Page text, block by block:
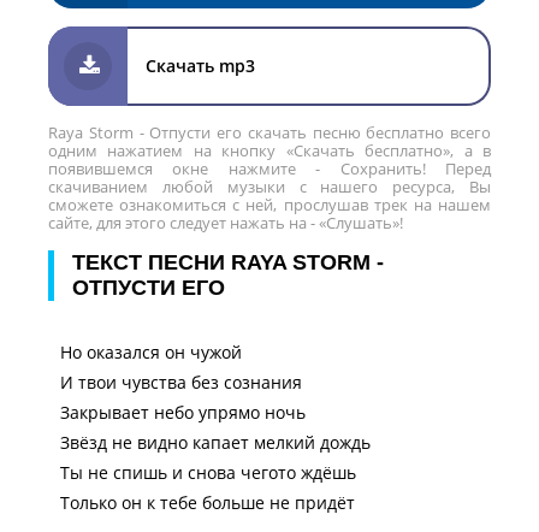
Скачать mp3
Raya Storm - Отпусти его скачать песню бесплатно всего
одним нажатием на кнопку «Скачать бесплатно», а в
появившемся окне нажмите - Сохранить! Перед
скачиванием любой музыки с нашего ресурса, Вы
сможете ознакомиться с ней, прослушав трек на нашем
сайте, для этого следует нажать на - «Слушать»!
ТЕКСТ ПЕСНИ RAYA STORM -
ОТПУСТИ ЕГО
Но оказался он чужой
И твои чувства без сознания
Закрывает небо упрямо ночь
Звёзд не видно капает мелкий дождь
Ты не спишь и снова чегото ждёшь
Только он к тебе больше не придёт